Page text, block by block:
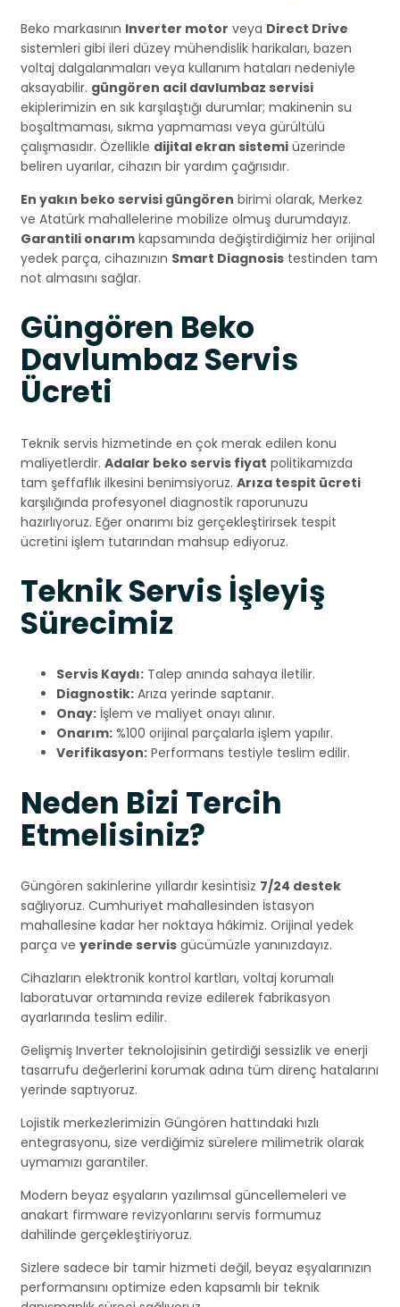
Beko markasının Inverter motor veya Direct Drive
sistemleri gibi ileri düzey mühendislik harikaları, bazen
voltaj dalgalanmaları veya kullanım hataları nedeniyle
aksayabilir. güngören acil davlumbaz servisi
ekiplerimizin en sık karşılaştığı durumlar; makinenin su
boşaltmaması, sıkma yapmaması veya gürültülü
çalışmasıdır. Özellikle dijital ekran sistemi üzerinde
beliren uyarılar, cihazın bir yardım çağrısıdır.
En yakın beko servisi güngören birimi olarak, Merkez
ve Atatürk mahallelerine mobilize olmuş durumdayız.
Garantili onarım kapsamında değiştirdiğimiz her orijinal
yedek parça, cihazınızın Smart Diagnosis testinden tam
not almasını sağlar.
Güngören Beko
Davlumbaz Servis
Ücreti
Teknik servis hizmetinde en çok merak edilen konu
maliyetlerdir. Adalar beko servis fiyat politikamızda
tam şeffaflık ilkesini benimsiyoruz. Arıza tespit ücreti
karşılığında profesyonel diagnostik raporunuzu
hazırlıyoruz. Eğer onarımı biz gerçekleştirirsek tespit
ücretini işlem tutarından mahsup ediyoruz.
Teknik Servis İşleyiş
Sürecimiz
Servis Kaydı: Talep anında sahaya iletilir.
Diagnostik: Arıza yerinde saptanır.
Onay: İşlem ve maliyet onayı alınır.
Onarım: %100 orijinal parçalarla işlem yapılır.
Verifikasyon: Performans testiyle teslim edilir.
Neden Bizi Tercih
Etmelisiniz?
Güngören sakinlerine yıllardır kesintisiz 7/24 destek
sağlıyoruz. Cumhuriyet mahallesinden İstasyon
mahallesine kadar her noktaya hâkimiz. Orijinal yedek
parça ve yerinde servis gücümüzle yanınızdayız.
Cihazların elektronik kontrol kartları, voltaj korumalı
laboratuvar ortamında revize edilerek fabrikasyon
ayarlarında teslim edilir.
Gelişmiş Inverter teknolojisinin getirdiği sessizlik ve enerji
tasarrufu değerlerini korumak adına tüm direnç hatalarını
yerinde saptıyoruz.
Lojistik merkezlerimizin Güngören hattındaki hızlı
entegrasyonu, size verdiğimiz sürelere milimetrik olarak
uymamızı garantiler.
Modern beyaz eşyaların yazılımsal güncellemeleri ve
anakart firmware revizyonlarını servis formumuz
dahilinde gerçekleştiriyoruz.
Sizlere sadece bir tamir hizmeti değil, beyaz eşyalarınızın
performansını optimize eden kapsamlı bir teknik